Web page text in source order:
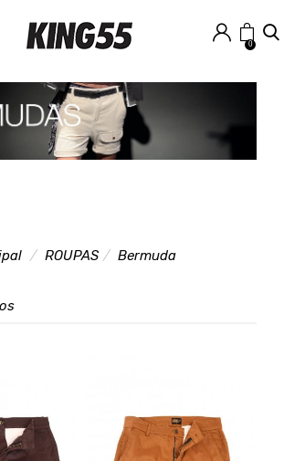
0
ROUPAS Bermuda